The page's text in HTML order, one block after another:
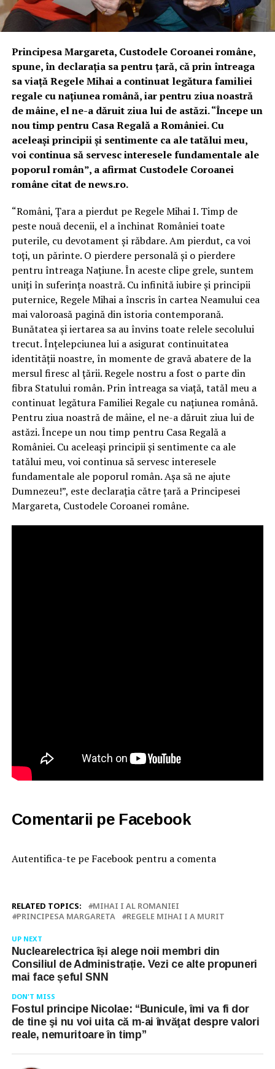
Principesa Margareta, Custodele Coroanei române,
spune, în declaraţia sa pentru ţară, că prin întreaga
sa viaţă Regele Mihai a continuat legătura familiei
regale cu naţiunea română, iar pentru ziua noastră
de mâine, el ne-a dăruit ziua lui de astăzi. “Începe un
nou timp pentru Casa Regală a României. Cu
aceleaşi principii şi sentimente ca ale tatălui meu,
voi continua să servesc interesele fundamentale ale
poporul român”, a afirmat Custodele Coroanei
române citat de news.ro.
“Români, Ţara a pierdut pe Regele Mihai I. Timp de
peste nouă decenii, el a închinat României toate
puterile, cu devotament şi răbdare. Am pierdut, ca voi
toţi, un părinte. O pierdere personală şi o pierdere
pentru întreaga Naţiune. În aceste clipe grele, suntem
uniţi în suferinţa noastră. Cu infinită iubire şi principii
puternice, Regele Mihai a înscris în cartea Neamului cea
mai valoroasă pagină din istoria contemporană.
Bunătatea şi iertarea sa au învins toate relele secolului
trecut. Înţelepciunea lui a asigurat continuitatea
identităţii noastre, în momente de gravă abatere de la
mersul firesc al ţării. Regele nostru a fost o parte din
fibra Statului român. Prin întreaga sa viaţă, tatăl meu a
continuat legătura Familiei Regale cu naţiunea română.
Pentru ziua noastră de mâine, el ne-a dăruit ziua lui de
astăzi. Începe un nou timp pentru Casa Regală a
României. Cu aceleaşi principii şi sentimente ca ale
tatălui meu, voi continua să servesc interesele
fundamentale ale poporul român. Aşa să ne ajute
Dumnezeu!”, este declaraţia către ţară a Principesei
Margareta, Custodele Coroanei române.
Comentarii pe Facebook
Autentifica-te pe Facebook pentru a comenta
RELATED TOPICS:
MIHAI I AL ROMANIEI
PRINCIPESA MARGARETA
REGELE MIHAI I A MURIT
UP NEXT
Nuclearelectrica își alege noii membri din
Consiliul de Administrație. Vezi ce alte propuneri
mai face șeful SNN
DON'T MISS
Fostul principe Nicolae: “Bunicule, îmi va fi dor
de tine şi nu voi uita că m-ai învăţat despre valori
reale, nemuritoare în timp”